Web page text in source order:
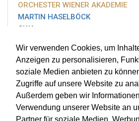
Wir verwenden Cookies, um
Anzeigen zu personalisieren,
soziale Medien anbieten zu
Zugriffe auf unsere Website zu
Außerdem geben wir
Verwendung unserer Website an
ORCHESTER WIENER AKADEMIE
MARTIN HASELBÖCK
OWA
DO, 05. AUG 2010
BURGARENA, REINSBERG |ON